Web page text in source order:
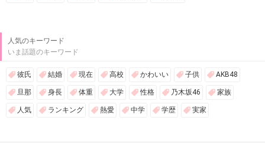
人気のキーワード
いま話題のキーワード
彼氏 結婚 現在 高校 かわいい 子供 AKB48
旦那 身長 体重 大学 性格 乃木坂46 家族
人気 ランキング 熱愛 中学 学歴 実家